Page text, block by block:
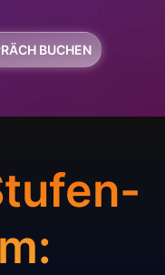
BUCHEN